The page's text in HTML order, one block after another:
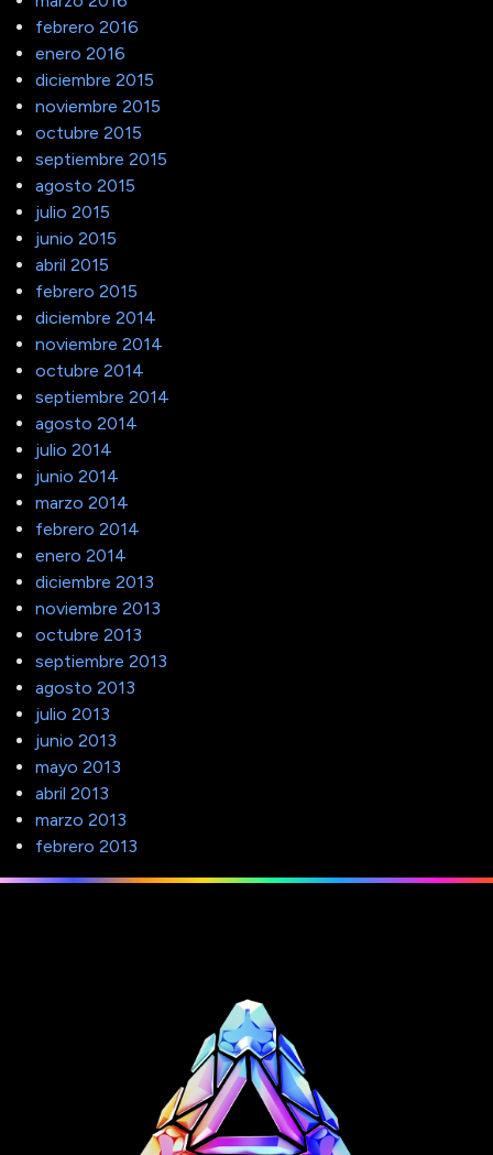
febrero 2016
enero 2016
diciembre 2015
noviembre 2015
octubre 2015
septiembre 2015
agosto 2015
julio 2015
junio 2015
abril 2015
febrero 2015
diciembre 2014
noviembre 2014
octubre 2014
septiembre 2014
agosto 2014
julio 2014
junio 2014
marzo 2014
febrero 2014
enero 2014
diciembre 2013
noviembre 2013
octubre 2013
septiembre 2013
agosto 2013
julio 2013
junio 2013
mayo 2013
abril 2013
marzo 2013
febrero 2013